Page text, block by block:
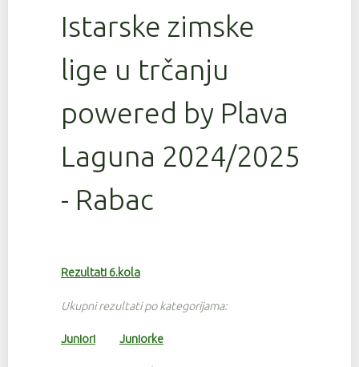
Istarske zimske
lige u trčanju
powered by Plava
Laguna 2024/2025
- Rabac
Rezultati 6.kola
Ukupni rezultati po kategorijama:
Juniori Juniorke